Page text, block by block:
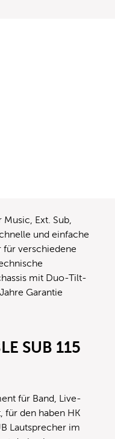
Ext. Sub,
und einfache
für verschiedene
mit Duo-Tilt-
Garantie
SUB 115
für Band, Live-
für den haben HK
Lautsprecher im